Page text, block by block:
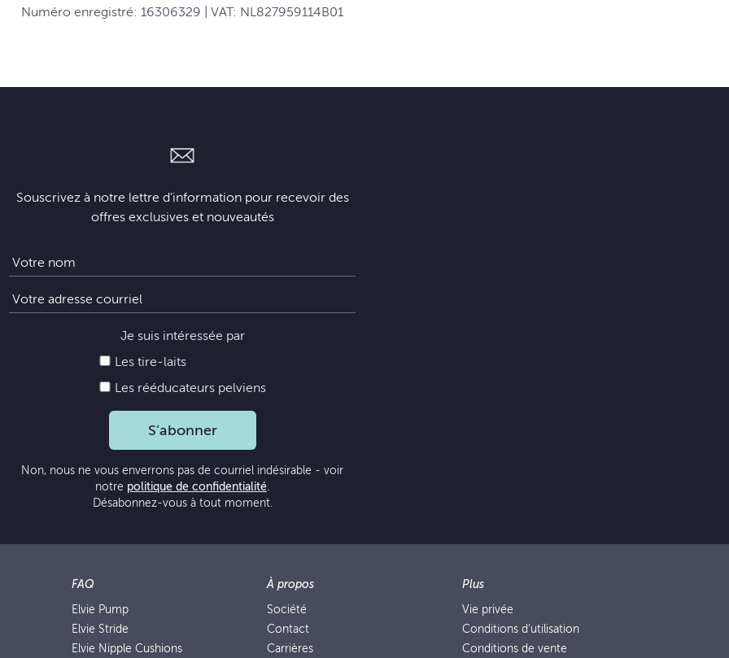
Numéro enregistré: 16306329 | VAT: NL827959114B01
Souscrivez à notre lettre d’information pour recevoir des
offres exclusives et nouveautés
Je suis intéressée par
Les tire-laits
Les rééducateurs pelviens
S’abonner
Non, nous ne vous enverrons pas de courriel indésirable - voir
notre politique de confidentialité.
Désabonnez-vous à tout moment.
FAQ
Elvie Pump
Elvie Stride
Elvie Nipple Cushions
À propos
Société
Contact
Carrières
Plus
Vie privée
Conditions d’utilisation
Conditions de vente